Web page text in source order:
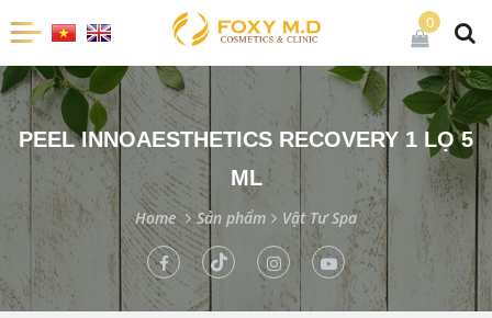
0
PEEL INNOAESTHETICS RECOVERY 1 LỌ 5
ML
Home Sản phẩm Vật Tư Spa